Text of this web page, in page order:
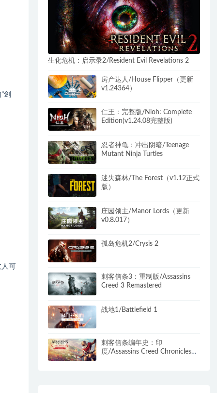
剑
可
生化危机：启示录2/Resident Evil Revelations 2
房产达人/House Flipper（更新
v1.24364）
仁王：完整版/Nioh: Complete
Edition(v1.24.08完整版)
忍者神龟：冲出阴暗/Teenage
Mutant Ninja Turtles
迷失森林/The Forest（v1.12正式
版）
庄园领主/Manor Lords（更新
v0.8.017）
孤岛危机2/Crysis 2
刺客信条3：重制版/Assassins
Creed 3 Remastered
战地1/Battlefield 1
刺客信条编年史：印
度/Assassins Creed Chronicles：